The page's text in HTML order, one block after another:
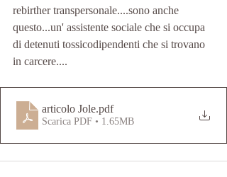
rebirther transpersonale....sono anche
questo...un' assistente sociale che si occupa
di detenuti tossicodipendenti che si trovano
in carcere....
articolo Jole.pdf
Scarica PDF • 1.65MB